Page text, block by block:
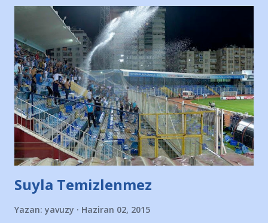
ettik. Tarafsız olmayan, lekeli bir ligte, olabilecek en iyi
mücadeleyi verdik. Taraftarı olan takımlar her zaman sorun
çıkarma ihtimali olan takımlardır. Çok pasolig sattınız diye
bizi pohpohlasalar da, istedikleri taraftar profili ortada.
Taraftarı güçlü olan bir takımın Süper Lig'te olmasını
istemiyorlar. Federasyon, taraftarsız bir futbol istiyor. Bu
sezonun sürprizi Demirspor'du aslında. Bu kadroyla kimse
bizi şampiyonluk adayı göstermiyordu. Ama özellikle ikinci ...
Suyla Temizlenmez
Yazan: yavuzy Haziran 02, 2015